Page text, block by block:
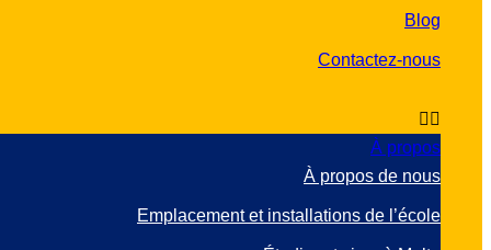
Blog
Contactez-nous
À propos
À propos de nous
Emplacement et installations de l’école